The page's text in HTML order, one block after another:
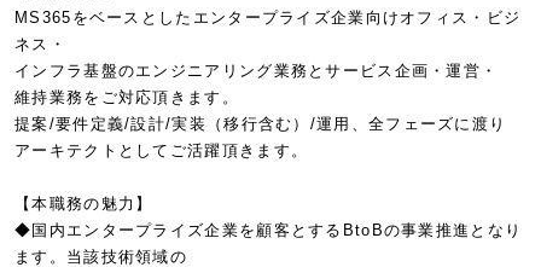
MS365をベースとしたエンタープライズ企業向けオフィス・ビジ
ネス・
インフラ基盤のエンジニアリング業務とサービス企画・運営・
維持業務をご対応頂きます。
提案/要件定義/設計/実装（移行含む）/運用、全フェーズに渡り
アーキテクトとしてご活躍頂きます。
【本職務の魅力】
◆国内エンタープライズ企業を顧客とするBtoBの事業推進となり
ます。当該技術領域の